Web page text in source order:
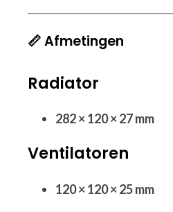
📏 Afmetingen
Radiator
282 × 120 × 27 mm
Ventilatoren
120 × 120 × 25 mm